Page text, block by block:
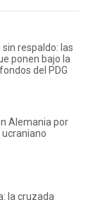
respaldo: las
ponen bajo la
del PDG
Alemania por
la cruzada